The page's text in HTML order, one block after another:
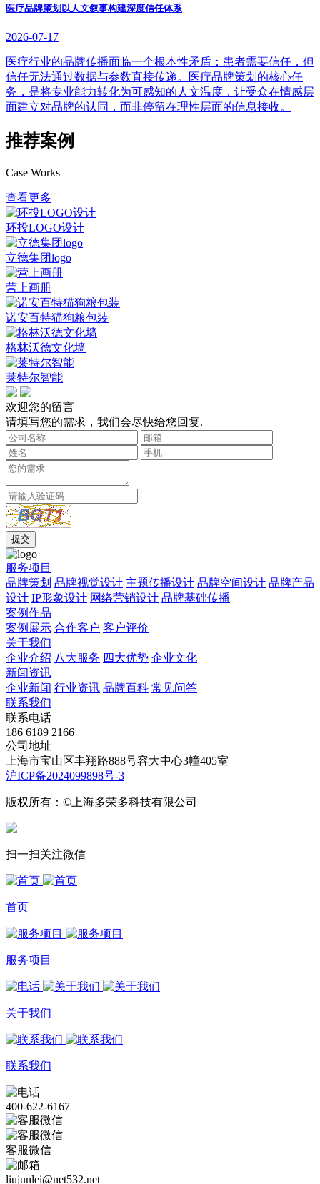
医疗品牌策划以人文叙事构建深度信任体系
2026-07-17
医疗行业的品牌传播面临一个根本性矛盾：患者需要信任，但
信任无法通过数据与参数直接传递。医疗品牌策划的核心任
务，是将专业能力转化为可感知的人文温度，让受众在情感层
面建立对品牌的认同，而非停留在理性层面的信息接收。
推荐案例
Case Works
查看更多
环投LOGO设计
立德集团logo
营上画册
诺安百特猫狗粮包装
格林沃德文化墙
莱特尔智能
欢迎您的留言
请填写您的需求，我们会尽快给您回复.
服务项目
品牌策划 品牌视觉设计 主题传播设计 品牌空间设计 品牌产品
设计 IP形象设计 网络营销设计 品牌基础传播
案例作品
案例展示 合作客户 客户评价
关于我们
企业介绍 八大服务 四大优势 企业文化
新闻资讯
企业新闻 行业资讯 品牌百科 常见问答
联系我们
联系电话
186 6189 2166
公司地址
上海市宝山区丰翔路888号容大中心3幢405室
沪ICP备2024099898号-3
版权所有：©上海多荣多科技有限公司
扫一扫关注微信
首页
服务项目
关于我们
联系我们
400-622-6167
客服微信
liujunlei@net532.net